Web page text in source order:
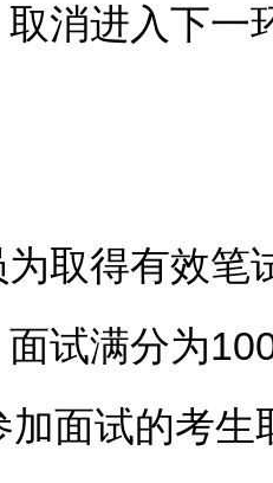
消进入下一
得有效笔
试满分为
面试的考